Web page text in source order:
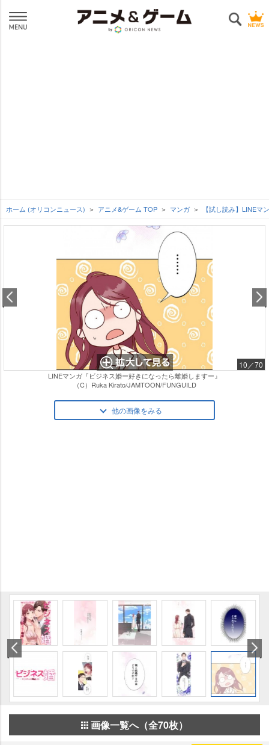
ホーム (オリコンニュース) アニメ&ゲーム TOP マンガ 【試し読み】LINE
10／70
LINEマンガ『ビジネス婚ー好きになったら離婚しますー』
（C）Ruka Kirato/JAMTOON/FUNGUILD
他の画像をみる
画像一覧へ（全70枚）